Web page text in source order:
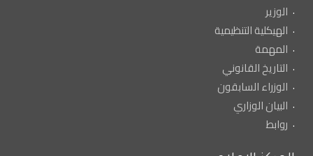
الوزير
الهيكلية التنظيمية
المهمة
التاريخ القانوني
الوزراء السابقون
البيان الوزاري
روابط